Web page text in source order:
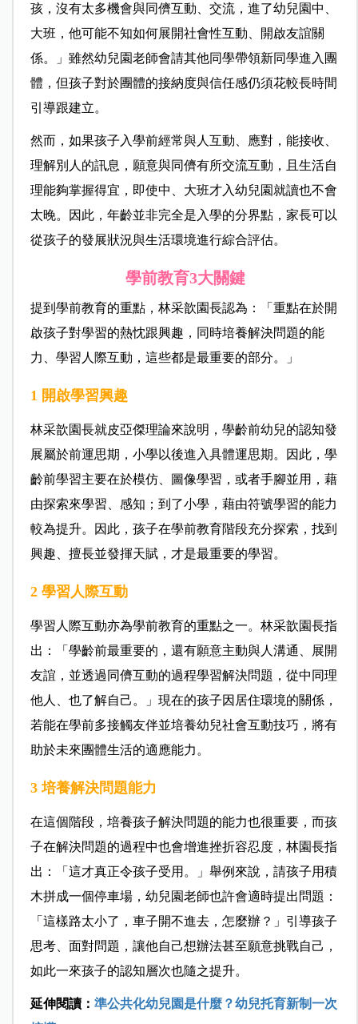
孩，沒有太多機會與同儕互動、交流，進了幼兒園中、
大班，他可能不知如何展開社會性互動、開啟友誼關
係。」雖然幼兒園老師會請其他同學帶領新同學進入團
體，但孩子對於團體的接納度與信任感仍須花較長時間
引導跟建立。
然而，如果孩子入學前經常與人互動、應對，能接收、
理解別人的訊息，願意與同儕有所交流互動，且生活自
理能夠掌握得宜，即使中、大班才入幼兒園就讀也不會
太晚。因此，年齡並非完全是入學的分界點，家長可以
從孩子的發展狀況與生活環境進行綜合評估。
學前教育3大關鍵
提到學前教育的重點，林采歆園長認為：「重點在於開
啟孩子對學習的熱忱跟興趣，同時培養解決問題的能
力、學習人際互動，這些都是最重要的部分。」
1 開啟學習興趣
林采歆園長就皮亞傑理論來說明，學齡前幼兒的認知發
展屬於前運思期，小學以後進入具體運思期。因此，學
齡前學習主要在於模仿、圖像學習，或者手腳並用，藉
由探索來學習、感知；到了小學，藉由符號學習的能力
較為提升。因此，孩子在學前教育階段充分探索，找到
興趣、擅長並發揮天賦，才是最重要的學習。
2 學習人際互動
學習人際互動亦為學前教育的重點之一。林采歆園長指
出：「學齡前最重要的，還有願意主動與人溝通、展開
友誼，並透過同儕互動的過程學習解決問題，從中同理
他人、也了解自己。」現在的孩子因居住環境的關係，
若能在學前多接觸友伴並培養幼兒社會互動技巧，將有
助於未來團體生活的適應能力。
3培養解決問題能力
在這個階段，培養孩子解決問題的能力也很重要，而孩
子在解決問題的過程中也會增進挫折容忍度，林園長指
出：「這才真正令孩子受用。」舉例來說，請孩子用積
木拼成一個停車場，幼兒園老師也許會適時提出問題：
「這樣路太小了，車子開不進去，怎麼辦？」引導孩子
思考、面對問題，讓他自己想辦法甚至願意挑戰自己，
如此一來孩子的認知層次也隨之提升。
延伸閱讀： 準公共化幼兒園是什麼？幼兒托育新制一次